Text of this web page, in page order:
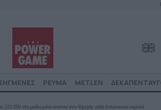
ΡΕΥΜΑ METLEN
225.000 νέα μισθωμένα ακίνητα στην Εφορία, αλλά δηλώνονται χαμηλά